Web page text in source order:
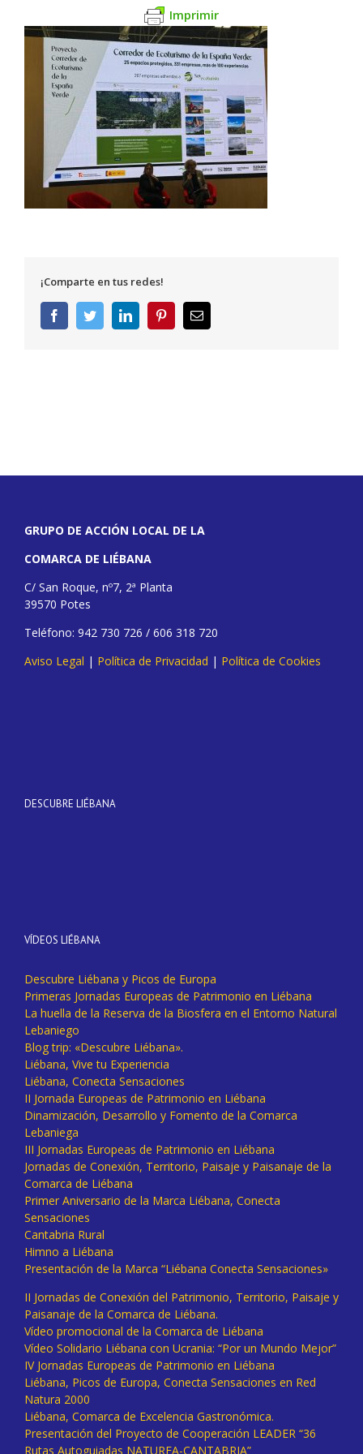
Imprimir
¡Comparte en tus redes!
FacebookTwitterLinkedInPinterestCorreo
electrónico
GRUPO DE ACCIÓN LOCAL DE LA
COMARCA DE LIÉBANA
C/ San Roque, nº7, 2ª Planta
39570 Potes
Teléfono: 942 730 726 / 606 318 720
Aviso Legal | Política de Privacidad | Política de Cookies
DESCUBRE LIÉBANA
VÍDEOS LIÉBANA
Descubre Liébana y Picos de Europa
Primeras Jornadas Europeas de Patrimonio en Liébana
La huella de la Reserva de la Biosfera en el Entorno Natural
Lebaniego
Blog trip: «Descubre Liébana».
Liébana, Vive tu Experiencia
Liébana, Conecta Sensaciones
II Jornada Europeas de Patrimonio en Liébana
Dinamización, Desarrollo y Fomento de la Comarca
Lebaniega
III Jornadas Europeas de Patrimonio en Liébana
Jornadas de Conexión, Territorio, Paisaje y Paisanaje de la
Comarca de Liébana
Primer Aniversario de la Marca Liébana, Conecta
Sensaciones
Cantabria Rural
Himno a Liébana
Presentación de la Marca “Liébana Conecta Sensaciones»
II Jornadas de Conexión del Patrimonio, Territorio, Paisaje y
Paisanaje de la Comarca de Liébana.
Vídeo promocional de la Comarca de Liébana
Vídeo Solidario Liébana con Ucrania: “Por un Mundo Mejor”
IV Jornadas Europeas de Patrimonio en Liébana
Liébana, Picos de Europa, Conecta Sensaciones en Red
Natura 2000
Liébana, Comarca de Excelencia Gastronómica.
Presentación del Proyecto de Cooperación LEADER “36
Rutas Autoguiadas NATUREA-CANTABRIA”